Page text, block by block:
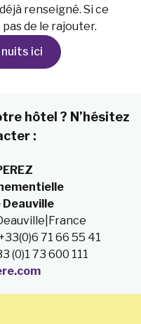
renseigné. Si ce
de le rajouter.
ici
hôtel ? N’hésitez
:
71 66 55 41
(0)1 73 600 111